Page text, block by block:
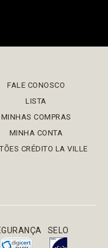
FALE CONOSCO
LISTA
MINHAS COMPRAS
MINHA CONTA
CRÉDITO LA VILLE
SELO